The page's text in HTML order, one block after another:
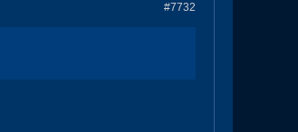
#7732